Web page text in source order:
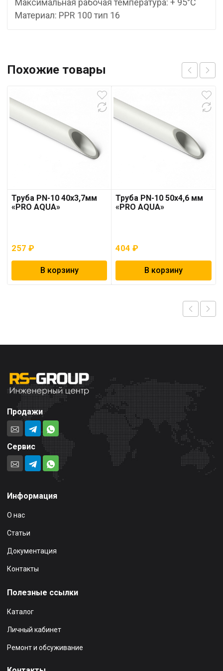
Максимальная рабочая температура: + 95°С
Материал: PPR 100 тип 16
Похожие товары
Труба PN-10 40х3,7мм
«PRO AQUA»
257 ₽
В корзину
Труба PN-10 50х4,6 мм
«PRO AQUA»
404₽
В корзину
Продажи
Сервис
Информация
О нас
Статьи
Документация
Контакты
Полезные ссылки
Каталог
Личный кабинет
Ремонт и обсуживание